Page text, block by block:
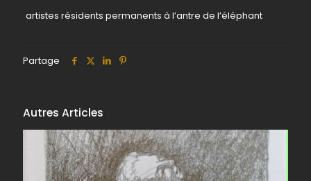
artistes résidents permanents à l’antre de l’éléphant
Partage
Autres Articles